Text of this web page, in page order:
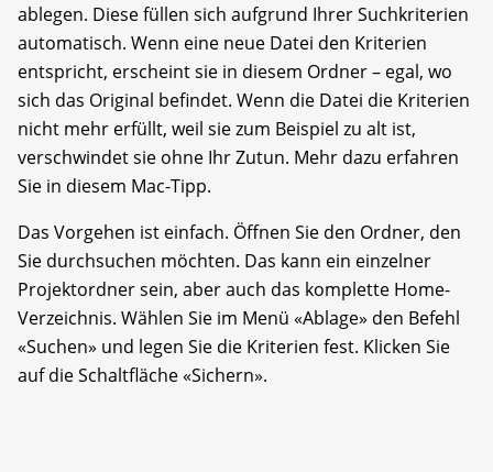
ablegen. Diese füllen sich aufgrund Ihrer Suchkriterien
automatisch. Wenn eine neue Datei den Kriterien
entspricht, erscheint sie in diesem Ordner – egal, wo
sich das Original befindet. Wenn die Datei die Kriterien
nicht mehr erfüllt, weil sie zum Beispiel zu alt ist,
verschwindet sie ohne Ihr Zutun. Mehr dazu erfahren
Sie in diesem Mac-Tipp.
Das Vorgehen ist einfach. Öffnen Sie den Ordner, den
Sie durchsuchen möchten. Das kann ein einzelner
Projektordner sein, aber auch das komplette Home-
Verzeichnis. Wählen Sie im Menü «Ablage» den Befehl
«Suchen» und legen Sie die Kriterien fest. Klicken Sie
auf die Schaltfläche «Sichern».